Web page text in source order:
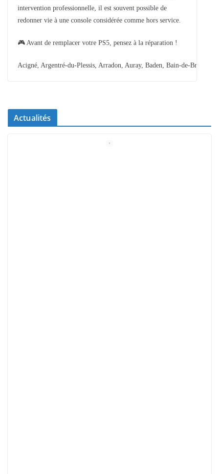
intervention professionnelle, il est souvent possible de
redonner vie à une console considérée comme hors service.
🎮 Avant de remplacer votre PS5, pensez à la réparation !
Acigné, Argentré-du-Plessis, Arradon, Auray, Baden, Bain-de-
Actualités